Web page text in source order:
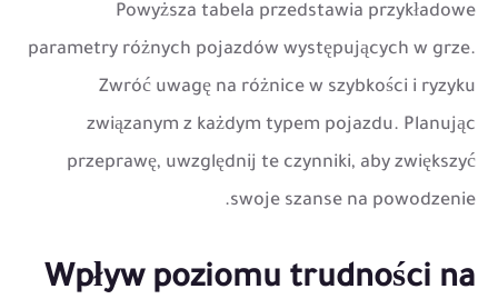
Powyższa tabela przedstawia przykładowe
parametry różnych pojazdów występujących w grze.
Zwróć uwagę na różnice w szybkości i ryzyku
związanym z każdym typem pojazdu. Planując
przeprawę, uwzględnij te czynniki, aby zwiększyć
swoje szanse na powodzenie.
Wpływ poziomu trudności na